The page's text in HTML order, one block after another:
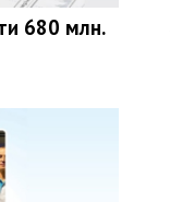
680 млн.